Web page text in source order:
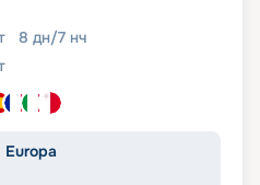
8 дн/7 нч
Europa